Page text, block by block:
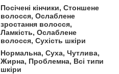
Посічені кінчики, Стоншене
волосся, Ослаблене
зростання волосся,
Ламкість, Ослаблене
волосся, Сухість шкіри
Нормальна, Суха, Чутлива,
Жирна, Проблемна, Всі типи
шкіри